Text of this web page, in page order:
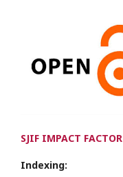
SJIF IMPACT FACTOR
Indexing: